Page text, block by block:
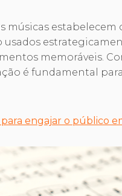
músicas estabelecem
usados
memoráveis.
é fundamental para
engajar o público